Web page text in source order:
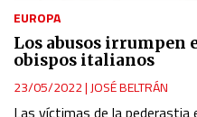
EUROPA
Los abusos irrumpen
obispos italianos
23/05/2022| JOSÉ BELTRÁN
Las víctimas de la pederastia